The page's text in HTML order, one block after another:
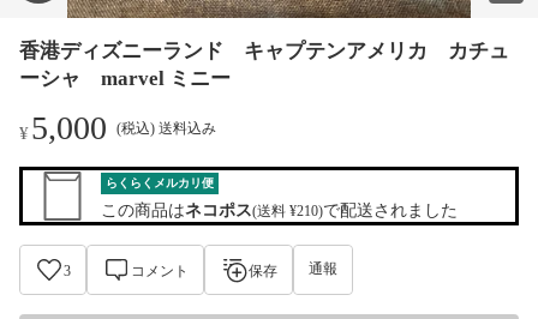
香港ディズニーランド キャプテンアメリカ カチュ
ーシャ marvel ミニー
¥5,000 (税込) 送料込み
らくらくメルカリ便
この商品はネコポス(送料 ¥210)で配送されました
3 コメント 保存 通報